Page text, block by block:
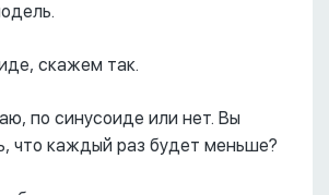
скажем так.
по синусоиде или нет. Вы
что каждый раз будет меньше?